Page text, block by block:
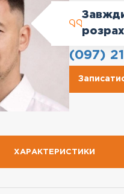
(097)
ХАРАКТЕРИСТИКИ